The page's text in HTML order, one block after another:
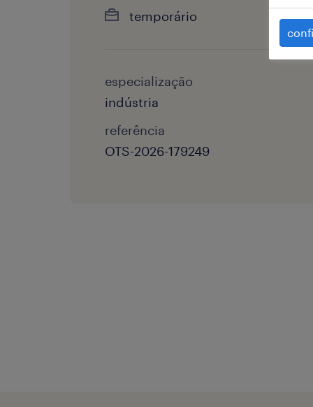
temporário
especialização
indústria
referência
OTS-2026-179249